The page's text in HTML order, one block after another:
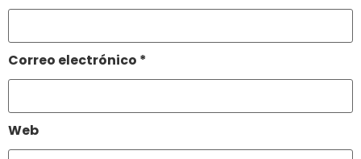
Correo electrónico *
Web